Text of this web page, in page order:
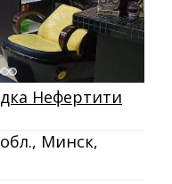
Нефертити
Минск,